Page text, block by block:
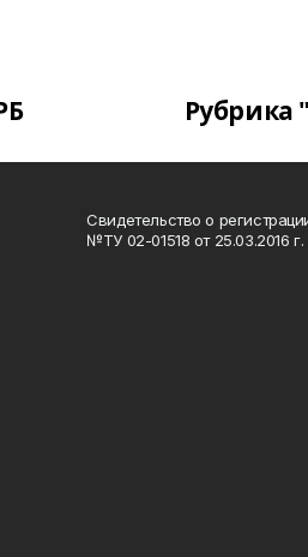
Рубрика
Свидетельство о
№ТУ 02-01518 от 25.03.2016 г.